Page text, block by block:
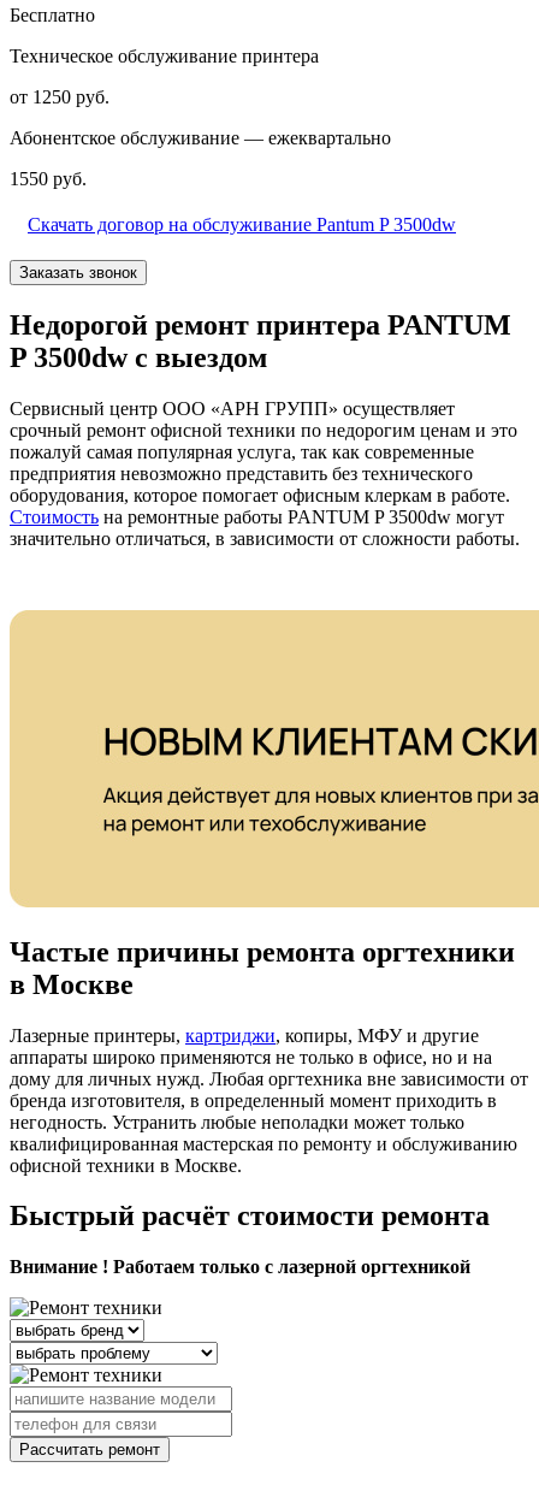
Бесплатно
Техническое обслуживание принтера
от 1250 руб.
Абонентское обслуживание — ежеквартально
1550 руб.
Скачать договор на обслуживание Pantum P 3500dw
Заказать звонок
Недорогой ремонт принтера PANTUM
P 3500dw с выездом
Сервисный центр ООО «АРН ГРУПП» осуществляет
срочный ремонт офисной техники по недорогим ценам и это
пожалуй самая популярная услуга, так как современные
предприятия невозможно представить без технического
оборудования, которое помогает офисным клеркам в работе.
Стоимость на ремонтные работы PANTUM P 3500dw могут
значительно отличаться, в зависимости от сложности работы.
Частые причины ремонта оргтехники
в Москве
Лазерные принтеры, картриджи, копиры, МФУ и другие
аппараты широко применяются не только в офисе, но и на
дому для личных нужд. Любая оргтехника вне зависимости от
бренда изготовителя, в определенный момент приходить в
негодность. Устранить любые неполадки может только
квалифицированная мастерская по ремонту и обслуживанию
офисной техники в Москве.
Быстрый расчёт стоимости ремонта
Внимание ! Работаем только с лазерной оргтехникой
Рассчитать ремонт